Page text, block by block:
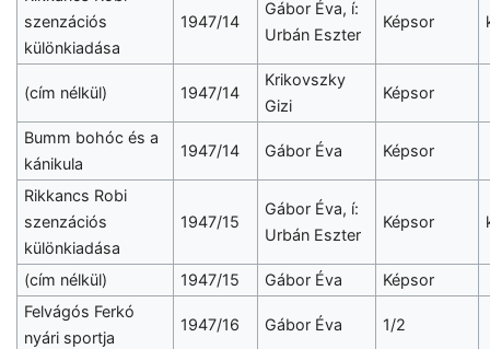
szenzációs
különkiadása
1947/14
Gábor Éva, í:
Urbán Eszter
Képsor
(cím nélkül) 1947/14
Krikovszky
Gizi
Képsor
Bumm bohóc és a
kánikula
1947/14 Gábor Éva Képsor
Rikkancs Robi
szenzációs
különkiadása
1947/15
Gábor Éva, í:
Urbán Eszter
Képsor
(cím nélkül) 1947/15 Gábor Éva
Képsor
Felvágós Ferkó
nyári sportja
1947/16 Gábor Éva 1/2